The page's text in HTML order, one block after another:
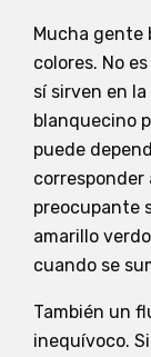
Mucha gente
colores. No
sí sirven en
blanquecino
puede
corresponder
preocupante
amarillo
cuando se
También un
inequívoco.